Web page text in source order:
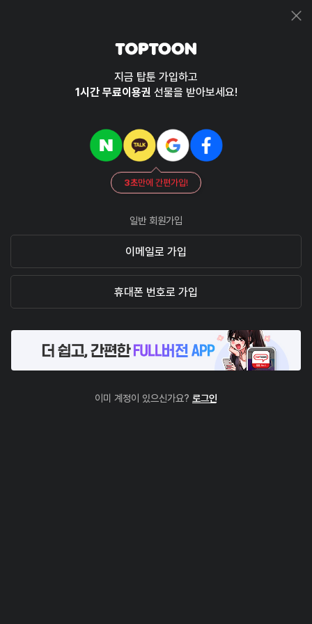
지금 탑툰 가입하고
1시간 무료이용권 선물을 받아보세요!
3초만에 간편가입!
일반 회원가입
이메일로 가입
휴대폰 번호로 가입
이미 계정이 있으신가요? 로그인